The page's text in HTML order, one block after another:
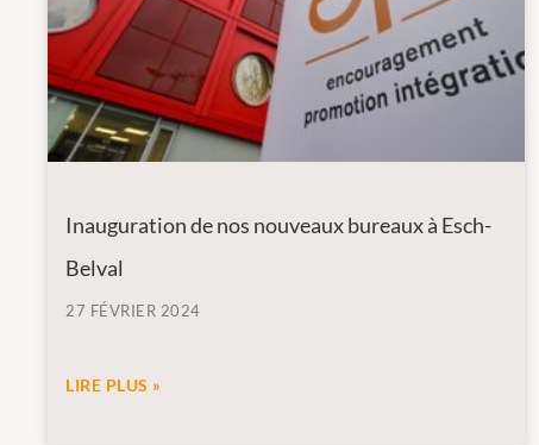
Inauguration de nos nouveaux bureaux à Esch-
Belval
27 FÉVRIER 2024
LIRE PLUS »